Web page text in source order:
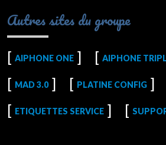
Autres sites du groupe
AIPHONE ONE AIPHONE
MAD 3.0 PLATINE CONFIG
ETIQUETTES SERVICE